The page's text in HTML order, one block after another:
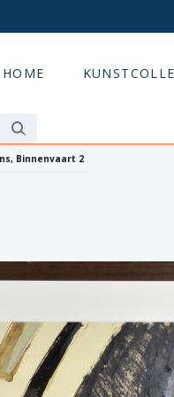
HOME
Binnenvaart 2